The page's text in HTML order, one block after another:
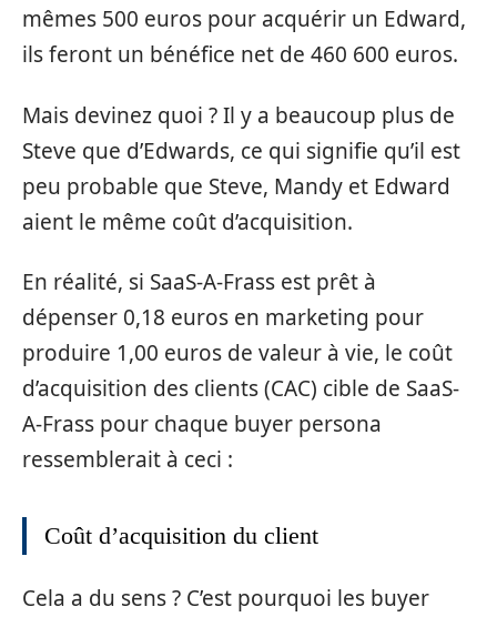
mêmes 500 euros pour acquérir un Edward,
ils feront un bénéfice net de 460 600 euros.
Mais devinez quoi ? Il y a beaucoup plus de
Steve que d’Edwards, ce qui signifie qu’il est
peu probable que Steve, Mandy et Edward
aient le même coût d’acquisition.
En réalité, si SaaS-A-Frass est prêt à
dépenser 0,18 euros en marketing pour
produire 1,00 euros de valeur à vie, le coût
d’acquisition des clients (CAC) cible de SaaS-
A-Frass pour chaque buyer persona
ressemblerait à ceci :
Coût d’acquisition du client
Cela a du sens ? C’est pourquoi les buyer